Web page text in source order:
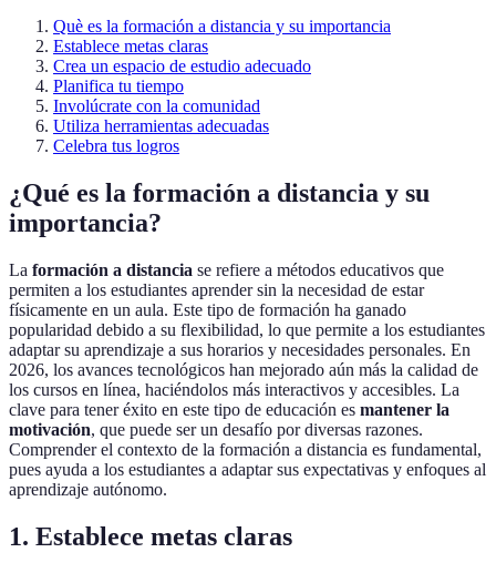
Què es la formación a distancia y su importancia
Establece metas claras
Crea un espacio de estudio adecuado
Planifica tu tiempo
Involúcrate con la comunidad
Utiliza herramientas adecuadas
Celebra tus logros
¿Qué es la formación a distancia y su
importancia?
La formación a distancia se refiere a métodos educativos que
permiten a los estudiantes aprender sin la necesidad de estar
físicamente en un aula. Este tipo de formación ha ganado
popularidad debido a su flexibilidad, lo que permite a los estudiantes
adaptar su aprendizaje a sus horarios y necesidades personales. En
2026, los avances tecnológicos han mejorado aún más la calidad de
los cursos en línea, haciéndolos más interactivos y accesibles. La
clave para tener éxito en este tipo de educación es mantener la
motivación, que puede ser un desafío por diversas razones.
Comprender el contexto de la formación a distancia es fundamental,
pues ayuda a los estudiantes a adaptar sus expectativas y enfoques al
aprendizaje autónomo.
1. Establece metas claras